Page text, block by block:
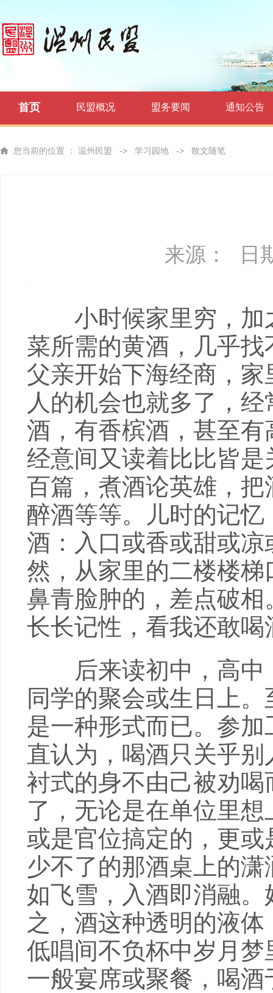
首页 民盟概况 盟务要闻 通知公告
您当前的位置 ： 温州民盟 -> 学习园地 -> 散文随笔
来源： 日
小时候家里穷，加
菜所需的黄酒，几乎
父亲开始下海经商，
人的机会也就多了，
酒，有香槟酒，甚至
经意间又读着比比皆
百篇，煮酒论英雄，
醉酒等等。儿时的记
酒：入口或香或甜或
然，从家里的二楼楼
鼻青脸肿的，差点破
长长记性，看我还敢喝
后来读初中，高中
同学的聚会或生日上
是一种形式而已。参
直认为，喝酒只关乎
衬式的身不由己被劝
了，无论是在单位里
或是官位搞定的，更
少不了的那酒桌上的
如飞雪，入酒即消融
之，酒这种透明的液
低唱间不负杯中岁月
一般宴席或聚餐，喝